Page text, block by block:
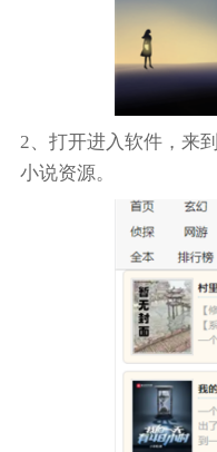
2、打开进入软件，来
小说资源。